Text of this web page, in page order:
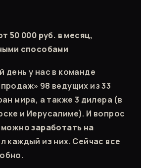
50 000 руб. в месяц,
способами
день у нас в команде
98 ведущих из 33
мира, а также 3 дилера (в
и Иерусалиме). И вопрос
заработать на
каждый из них. Сейчас все